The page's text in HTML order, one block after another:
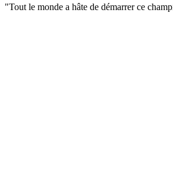
"Tout le monde a hâte de démarrer ce